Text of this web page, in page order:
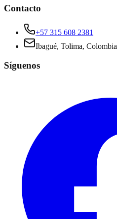
Contacto
+57 315 608 2381
Ibagué, Tolima, Colombia
Síguenos